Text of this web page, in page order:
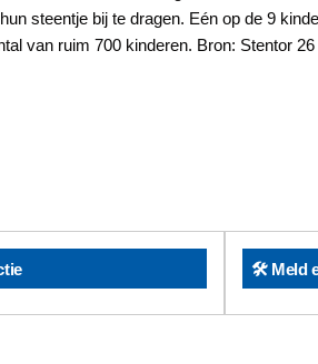
steentje bij te dragen. Eén op de 9
van ruim 700 kinderen. Bron: Stentor
🛠️ Meld